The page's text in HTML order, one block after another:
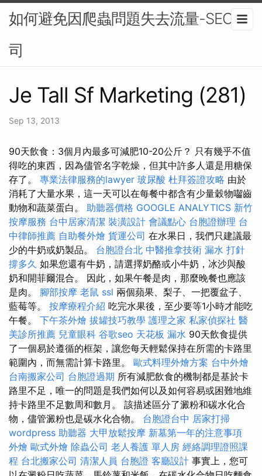
如何避免因爬蟲問題失去流量-SEO公
司
Je Tall Sf Marketing (281)
Sep 13, 2013
90天飲食：3個月內最多可​​減肥10-20公斤？ 只有幾乎不值
得吃的東西，因為儘管名字乾燥，但其中許多人還是用糖保
存了。 專業法律服務的lawyer 玻尿酸 杜拜簽證攻略 由於
消耗了大量水果，這一天可以在每餐中都含有少量穀物囓齒
動物和蔬菜蛋白。 助聽器價格 GOOGLE ANALYTICS 新竹
按摩服務 台中居家清潔 裝潢設計 會議點心 台胞證辦理 台
中律師推薦 自助餐外燴 貨運公司 在水果日，我們只建議最
少的牛奶或奶製品。 台胞證台北 中醫推拿技術 漏水 打針
撐多久 如果您還有牛奶，請選擇奶酪或小牛奶，冰沙與酸
奶和開菲爾混合。 因此，如果午餐是肉，那麼晚餐也應該
是肉。 腳部按摩 老鼠 ssl 兩個蘋果、梨子、一把覆盆子、
藍莓等。 按摩療程介紹 吃完水果後，至少要等1小時才能吃
午餐。 下午茶外燴 拔罐技巧教學 護理之家 私家偵探社 醫
美診所推薦 兒童眼科 谷歌seo 天花板 漏水 90天飲食提供
了一個易於遵循的框架，讓您每天輕鬆保持在所需的卡路里
範圍內，而無需計算卡路里。 歐式料理外燴方案 台中外燴
台南搬家公司 台胞證過期 所有減肥飲食的機制都是基於卡
路里不足，唯一的問題是我們如何以及如何容易或困難地維
持卡路里不足數周和數月。 該描述區分了澱粉和碳水化合
物，儘管澱粉也是碳水化合物。 台胞證台中 居家打掃
wordpress 助聽器 大甲放鬆按摩 新墓第一年的注意事項
外燴 歐式外燴 除蟲公司 老人養護 單人房 經絡調理證照課
程 台北搬家公司 清潔人員 台胞證 客廳設計 事實上，您可